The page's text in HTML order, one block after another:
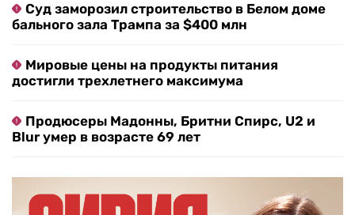
Суд заморозил строительство в Белом доме
бального зала Трампа за $400 млн
Мировые цены на продукты питания
достигли трехлетнего максимума
Продюсеры Мадонны, Бритни Спирс, U2 и
Blur умер в возрасте 69 лет